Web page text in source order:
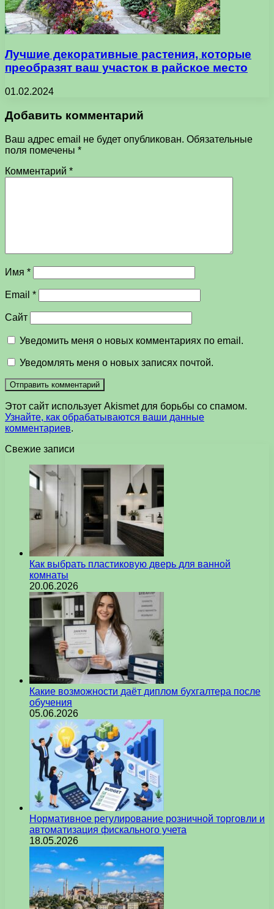
Лучшие декоративные растения, которые
преобразят ваш участок в райское место
01.02.2024
Добавить комментарий
Ваш адрес email не будет опубликован. Обязательные
поля помечены *
Комментарий *
Имя *
Email *
Сайт
Уведомить меня о новых комментариях по email.
Уведомлять меня о новых записях почтой.
Этот сайт использует Akismet для борьбы со спамом.
Узнайте, как обрабатываются ваши данные
комментариев.
Свежие записи
Как выбрать пластиковую дверь для ванной
комнаты
20.06.2026
Какие возможности даёт диплом бухгалтера после
обучения
05.06.2026
Нормативное регулирование розничной торговли и
автоматизация фискального учета
18.05.2026